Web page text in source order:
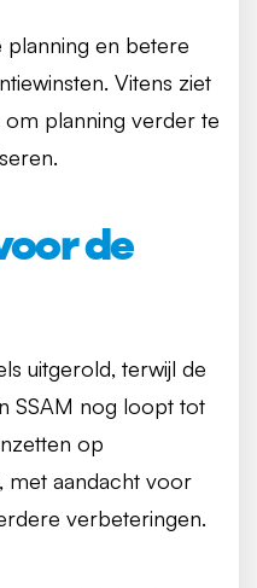
en betere
Vitens ziet
planning verder te
de
uitgerold, terwijl de
SSAM nog loopt tot
op
met aandacht voor
verbeteringen.